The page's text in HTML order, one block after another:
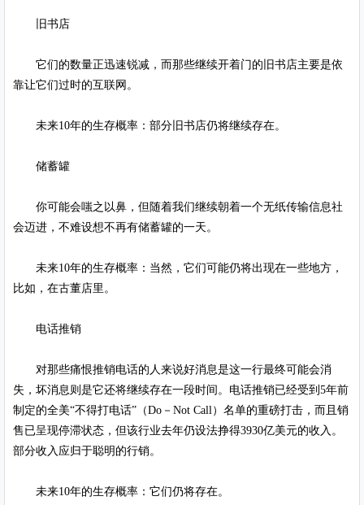
旧书店
它们的数量正迅速锐减，而那些继续开着门的旧书店主要是依
靠让它们过时的互联网。
未来10年的生存概率：部分旧书店仍将继续存在。
储蓄罐
你可能会嗤之以鼻，但随着我们继续朝着一个无纸传输信息社
会迈进，不难设想不再有储蓄罐的一天。
未来10年的生存概率：当然，它们可能仍将出现在一些地方，
比如，在古董店里。
电话推销
对那些痛恨推销电话的人来说好消息是这一行最终可能会消
失，坏消息则是它还将继续存在一段时间。电话推销已经受到5年前
制定的全美“不得打电话”（Do－Not Call）名单的重磅打击，而且销
售已呈现停滞状态，但该行业去年仍设法挣得3930亿美元的收入。
部分收入应归于聪明的行销。
未来10年的生存概率：它们仍将存在。